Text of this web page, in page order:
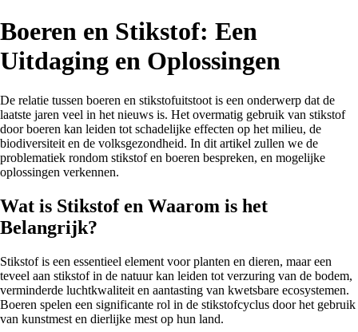
Boeren en Stikstof: Een
Uitdaging en Oplossingen
De relatie tussen boeren en stikstofuitstoot is een onderwerp dat de
laatste jaren veel in het nieuws is. Het overmatig gebruik van stikstof
door boeren kan leiden tot schadelijke effecten op het milieu, de
biodiversiteit en de volksgezondheid. In dit artikel zullen we de
problematiek rondom stikstof en boeren bespreken, en mogelijke
oplossingen verkennen.
Wat is Stikstof en Waarom is het
Belangrijk?
Stikstof is een essentieel element voor planten en dieren, maar een
teveel aan stikstof in de natuur kan leiden tot verzuring van de bodem,
verminderde luchtkwaliteit en aantasting van kwetsbare ecosystemen.
Boeren spelen een significante rol in de stikstofcyclus door het gebruik
van kunstmest en dierlijke mest op hun land.